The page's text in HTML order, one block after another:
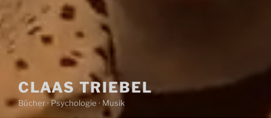
CLAAS TRIEBEL
Bücher · Psychologie · Musik